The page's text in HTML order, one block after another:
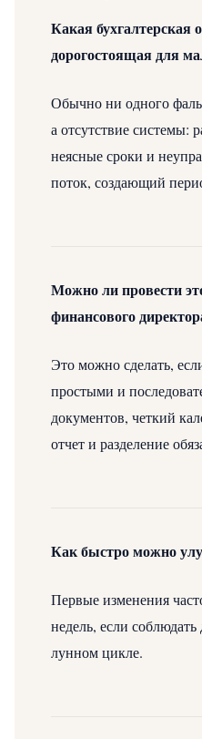
Какая бухгалтерская
дорогостоящая для
Обычно ни одного
а отсутствие системы:
неясные сроки и
поток, создающий
Можно ли провести
финансового
Это можно сделать,
простыми и
документов, четкий
отчет и разделение
Как быстро можно
Первые изменения
недель, если
лунном цикле.